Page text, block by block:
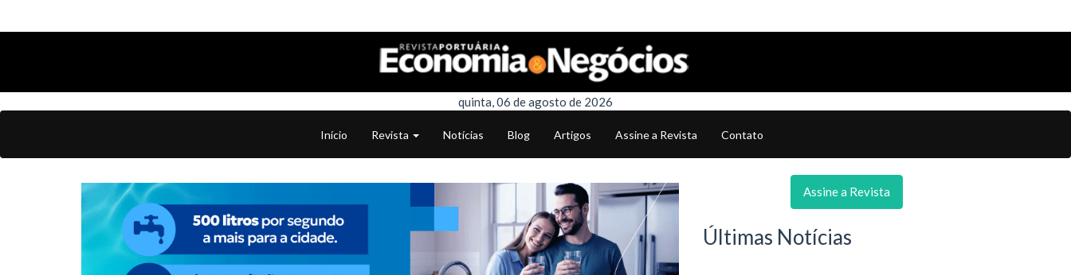
quinta, 06 de agosto de 2026
Início Revista Notícias Blog Artigos Assine a Revista Contato
Assine a Revista
Últimas Notícias